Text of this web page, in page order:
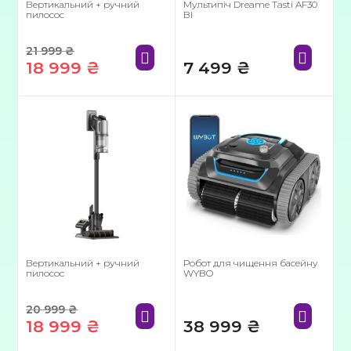
Вертикальний + ручний
пилосос
21 999₴
18 999 ₴
Мультипіч Dreame Tasti AF30
Bl
7 499 ₴
Вертикальний + ручний
пилосос
20 999₴
18 999 ₴
Робот для чищення басейну
WYBO
38 999 ₴